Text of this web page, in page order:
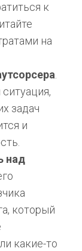
к
на
.
задач
и
над
который
какие-то